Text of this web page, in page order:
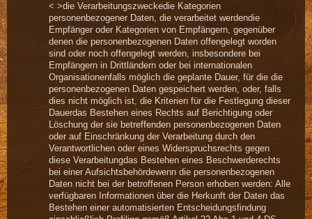
< >die Verarbeitungszweckedie Kategorien
personenbezogener Daten, die verarbeitet werdendie
Empfänger oder Kategorien von Empfängern, gegenüber
denen die personenbezogenen Daten offengelegt worden
sind oder noch offengelegt werden, insbesondere bei
Empfängern in Drittländern oder bei internationalen
Organisationenfalls möglich die geplante Dauer, für die die
personenbezogenen Daten gespeichert werden, oder, falls
dies nicht möglich ist, die Kriterien für die Festlegung dieser
Dauerdas Bestehen eines Rechts auf Berichtigung oder
Löschung der sie betreffenden personenbezogenen Daten
oder auf Einschränkung der Verarbeitung durch den
Verantwortlichen oder eines Widerspruchsrechts gegen
diese Verarbeitungdas Bestehen eines Beschwerderechts
bei einer Aufsichtsbehördewenn die personenbezogenen
Daten nicht bei der betroffenen Person erhoben werden: Alle
verfügbaren Informationen über die Herkunft der Daten das
Bestehen einer automatisierten Entscheidungsfindung